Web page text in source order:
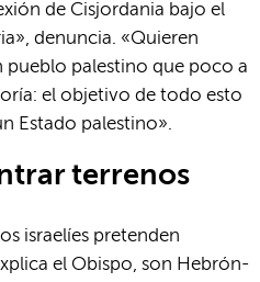
de Cisjordania bajo el
denuncia. «Quieren
pueblo palestino que poco a
el objetivo de todo esto
Estado palestino».
terrenos
israelíes pretenden
el Obispo, son Hebrón-